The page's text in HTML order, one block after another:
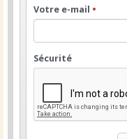
Votre e-mail •
Sécurité